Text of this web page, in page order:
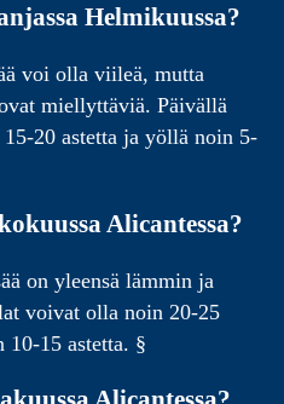
Helmikuussa?
voi olla viileä, mutta
miellyttäviä. Päivällä
20 astetta ja yöllä noin 5-
Alicantessa?
on yleensä lämmin ja
voivat olla noin 20-25
10-15 astetta. §